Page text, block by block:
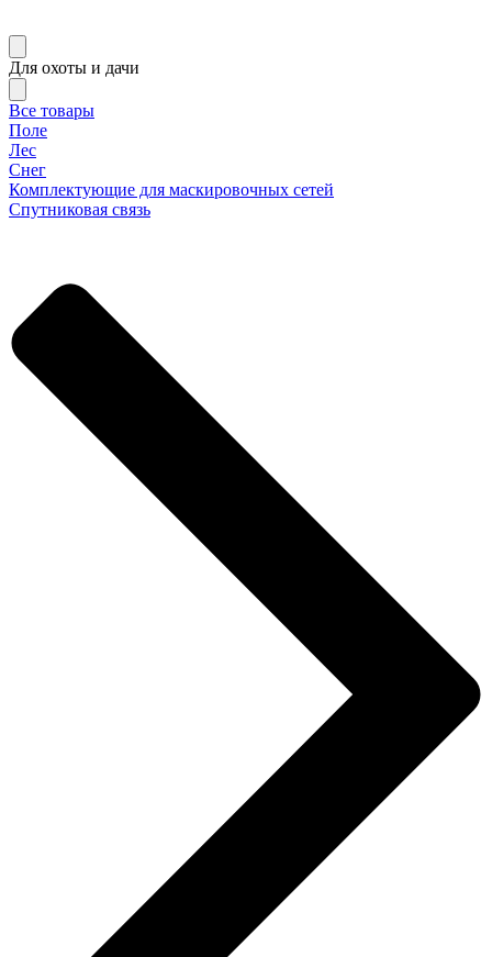
Для охоты и дачи
Все товары
Поле
Лес
Снег
Комплектующие для маскировочных сетей
Спутниковая связь